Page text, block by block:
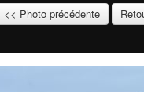
<< Photo précédente